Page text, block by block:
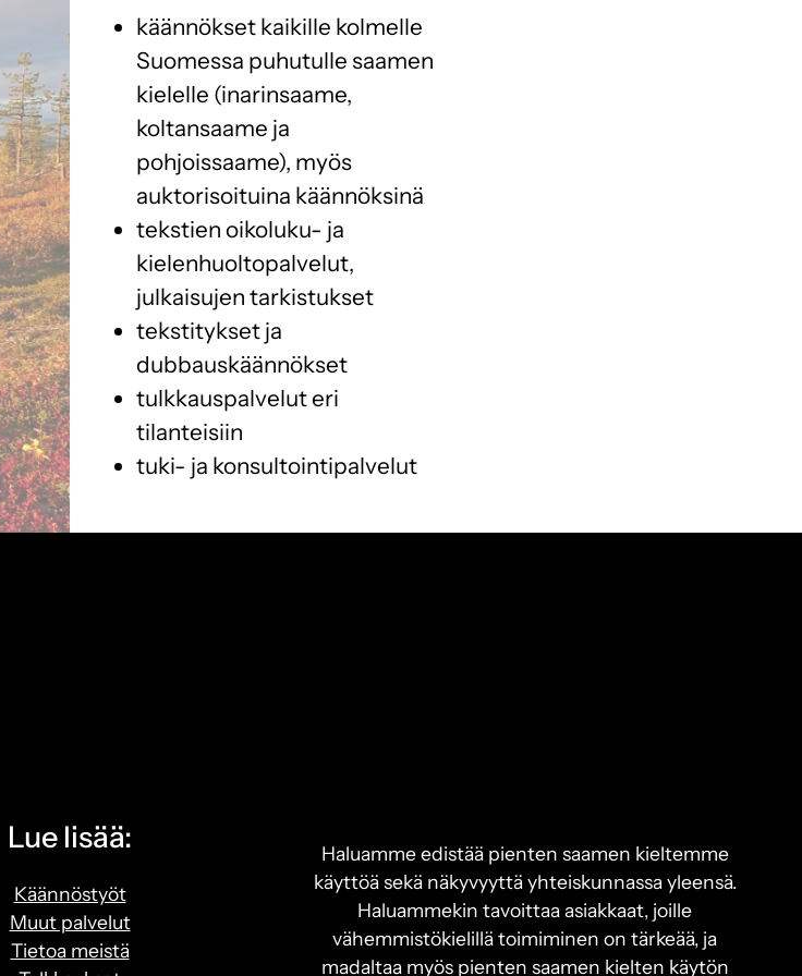
käännökset kaikille kolmelle
Suomessa puhutulle saamen
kielelle (inarinsaame,
koltansaame ja
pohjoissaame), myös
auktorisoituina käännöksinä
tekstien oikoluku- ja
kielenhuoltopalvelut,
julkaisujen tarkistukset
tekstitykset ja
dubbauskäännökset
tulkkauspalvelut eri
tilanteisiin
tuki- ja konsultointipalvelut
Lue lisää:
Käännöstyöt
Muut palvelut
Tietoa meistä
Haluamme edistää pienten saamen kieltemme
käyttöä sekä näkyvyyttä yhteiskunnassa yleensä.
Haluammekin tavoittaa asiakkaat, joille
vähemmistökielillä toimiminen on tärkeää, ja
madaltaa myös pienten saamen kielten käytön